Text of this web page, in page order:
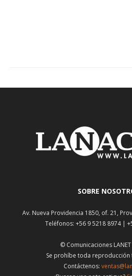
SOBRE
Av. Nueva Providencia 1850, of. 21,
Teléfonos: +56 9 5218 8974 |
© Comunicaciones LANET
Se prohíbe toda reproducción
Contáctenos: